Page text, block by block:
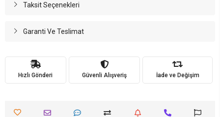
Taksit Seçenekleri
Garanti Ve Teslimat
Hızlı Gönderi Güvenli Alışveriş İade ve Değişim